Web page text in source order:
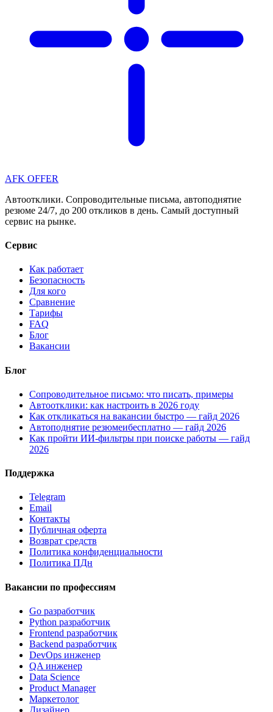
AFK OFFER
Автоотклики. Сопроводительные письма, автоподнятие
резюме 24/7, до 200 откликов в день. Самый доступный
сервис на рынке.
Сервис
Как работает
Безопасность
Для кого
Сравнение
Тарифы
FAQ
Блог
Вакансии
Блог
Сопроводительное письмо: что писать, примеры
Автоотклики: как настроить в 2026 году
Как откликаться на вакансии быстро — гайд 2026
Автоподнятие резюмеибесплатно — гайд 2026
Как пройти ИИ-фильтры при поиске работы — гайд
2026
Поддержка
Telegram
Email
Контакты
Публичная оферта
Возврат средств
Политика конфиденциальности
Политика ПДн
Вакансии по профессиям
Go разработчик
Python разработчик
Frontend разработчик
Backend разработчик
DevOps инженер
QA инженер
Data Science
Product Manager
Маркетолог
Дизайнер